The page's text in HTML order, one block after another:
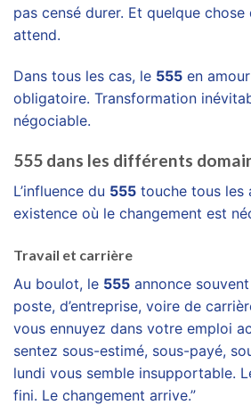
pas censé durer. Et quelque
attend.
Dans tous les cas, le 555 en
obligatoire. Transformation
négociable.
555 dans les différents
L’influence du 555 touche tous les
existence où le changement est
Travail et carrière
Au boulot, le 555 annonce
poste, d’entreprise, voire de
vous ennuyez dans votre emploi
sentez sous-estimé, sous-payé,
lundi vous semble insupportable.
fini. Le changement arrive.”